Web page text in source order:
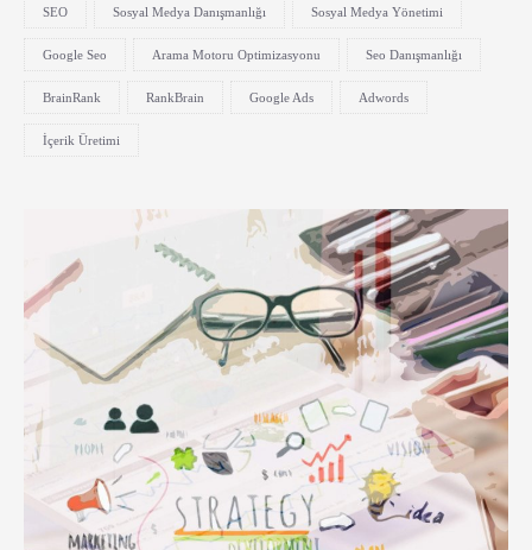
SEO Sosyal Medya Danışmanlığı Sosyal Medya Yönetimi
Google Seo Arama Motoru Optimizasyonu Seo Danışmanlığı
BrainRank RankBrain Google Ads Adwords
İçerik Üretimi